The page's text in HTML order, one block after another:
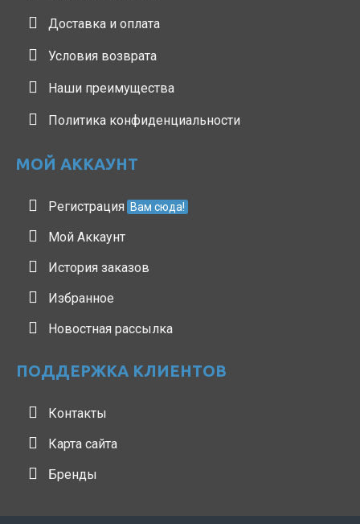
Доставка и оплата
Условия возврата
Наши преимущества
Политика конфиденциальности
МОЙ АККАУНТ
Регистрация Вам сюда!
Мой Аккаунт
История заказов
Избранное
Новостная рассылка
ПОДДЕРЖКА КЛИЕНТОВ
Контакты
Карта сайта
Бренды